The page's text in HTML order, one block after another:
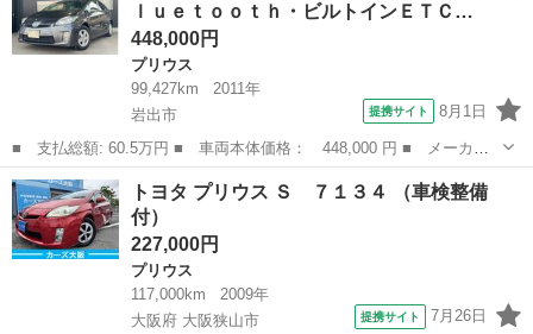
ラ セーフ...
ｌｕｅｔｏｏｔｈ・ビルトインＥＴＣ…
448,000円
プリウス
99,427km
2011年
岩出市
提携サイト 8月1日
■ 支払総額: 60.5万円 ■ 車両本体価格： 448,000 円 ■ メーカー
名： トヨタ ■ 車種名： プリウス ■ グレード名： Ｓ 故障診
断書付・ナビ・Ｂｌｕｅｔｏｏｔｈ・ビルトインＥＴＣ・ＤＶＤ・Ｃ
Ｄ・プッシュ...
和歌山 岩出市 プリウス
トヨタ プリウス Ｓ ７１３４ （車検整備
付）
227,000円
プリウス
117,000km
2009年
大阪府 大阪狭山市
提携サイト 7月26日